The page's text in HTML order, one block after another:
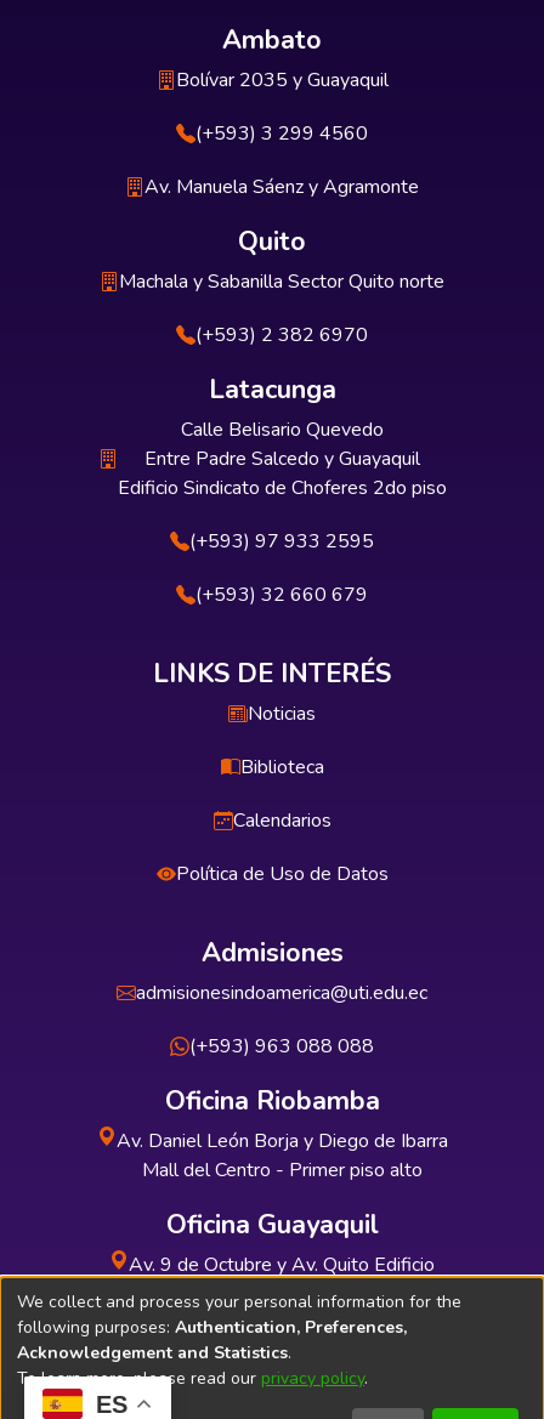
ES
Ambato
Bolívar 2035 y Guayaquil
(+593) 3 299 4560
Av. Manuela Sáenz y Agramonte
Quito
Machala y Sabanilla Sector Quito norte
(+593) 2 382 6970
Latacunga
Calle Belisario Quevedo
Entre Padre Salcedo y Guayaquil
Edificio Sindicato de Choferes 2do piso
(+593) 97 933 2595
(+593) 32 660 679
LINKS DE INTERÉS
Noticias
Biblioteca
Calendarios
Política de Uso de Datos
Admisiones
admisionesindoamerica@uti.edu.ec
(+593) 963 088 088
Oficina Riobamba
Av. Daniel León Borja y Diego de Ibarra
Mall del Centro - Primer piso alto
Oficina Guayaquil
Av. 9 de Octubre y Av. Quito Edificio
INDUAUTO - Planta baja
Soporte Técnico Bibliolatino.com
We collect and process your personal information for the
following purposes: Authentication, Preferences,
Acknowledgement and Statistics.
To learn more, please read our privacy policy.